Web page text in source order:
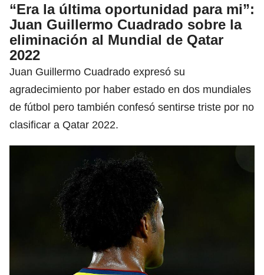
“Era la última oportunidad para mi”:
Juan Guillermo Cuadrado sobre la
eliminación al Mundial de Qatar
2022
Juan Guillermo Cuadrado expresó su
agradecimiento por haber estado en dos mundiales
de fútbol pero también confesó sentirse triste por no
clasificar a Qatar 2022.